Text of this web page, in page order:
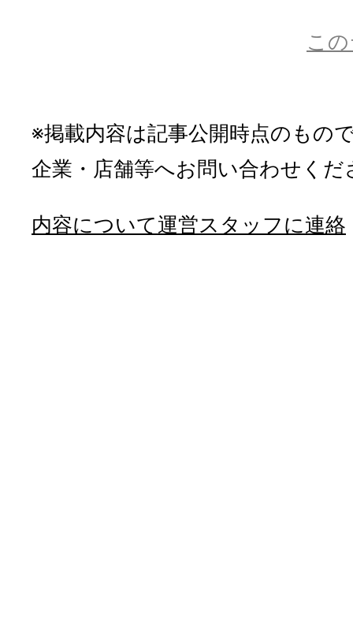
こ
※掲載内容は記事公開時点のもの
企業・店舗等へお問い合わせくだ
内容について運営スタッフに連絡